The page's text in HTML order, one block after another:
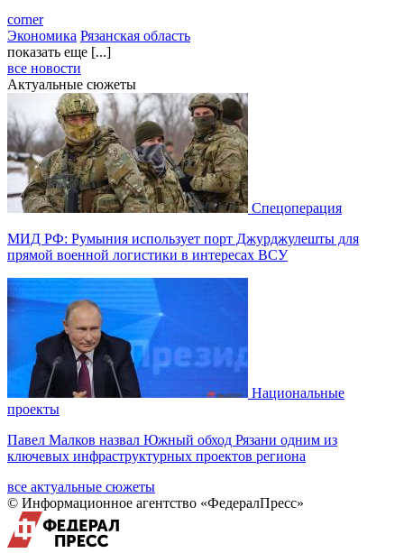
corner
Экономика Рязанская область
показать еще [...]
все новости
Актуальные сюжеты
Спецоперация
МИД РФ: Румыния использует порт Джурджулешты для
прямой военной логистики в интересах ВСУ
Национальные
проекты
Павел Малков назвал Южный обход Рязани одним из
ключевых инфраструктурных проектов региона
все актуальные сюжеты
© Информационное агентство «ФедералПресс»